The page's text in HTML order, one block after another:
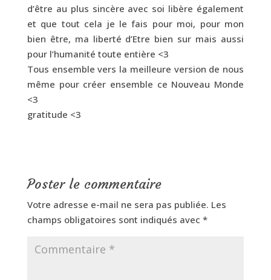
d’être au plus sincère avec soi libère également
et que tout cela je le fais pour moi, pour mon
bien être, ma liberté d’Etre bien sur mais aussi
pour l’humanité toute entière <3
Tous ensemble vers la meilleure version de nous
même pour créer ensemble ce Nouveau Monde
<3
gratitude <3
Poster le commentaire
Votre adresse e-mail ne sera pas publiée. Les
champs obligatoires sont indiqués avec *